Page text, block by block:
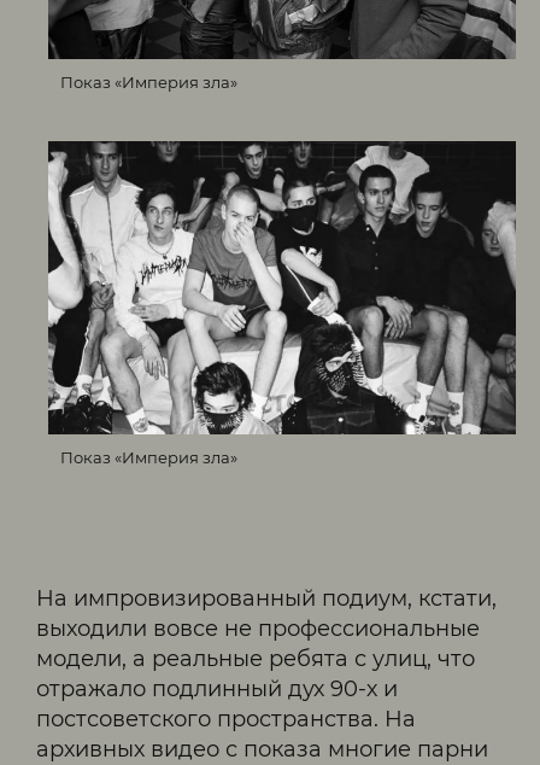
Показ «Империя зла»
Показ «Империя зла»
На импровизированный подиум, кстати,
выходили вовсе не профессиональные
модели, а реальные ребята с улиц, что
отражало подлинный дух 90‑х и
постсоветского пространства. На
архивных видео с показа многие парни